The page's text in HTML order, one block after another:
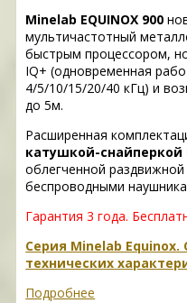
Minelab EQUINOX 900
мультичастотный
быстрым процессором,
IQ+ (одновременная
4/5/10/15/20/40 кГц) и
до 5м.
Расширенная
катушкой-снайперкой
облегченной
беспроводными
Гарантия 3 года.
Серия Minelab
технических
Подробнее